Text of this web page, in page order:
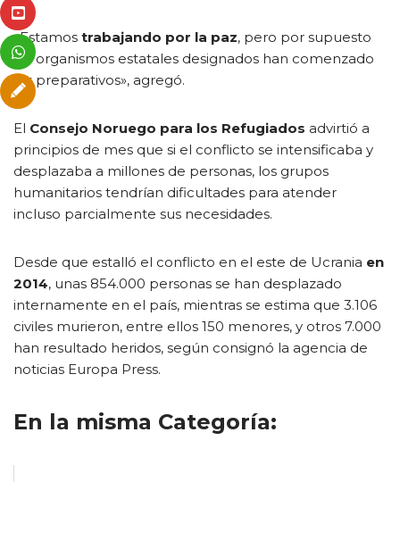
«Estamos trabajando por la paz, pero por supuesto
los organismos estatales designados han comenzado
los preparativos», agregó.
El Consejo Noruego para los Refugiados advirtió a
principios de mes que si el conflicto se intensificaba y
desplazaba a millones de personas, los grupos
humanitarios tendrían dificultades para atender
incluso parcialmente sus necesidades.
Desde que estalló el conflicto en el este de Ucrania en
2014, unas 854.000 personas se han desplazado
internamente en el país, mientras se estima que 3.106
civiles murieron, entre ellos 150 menores, y otros 7.000
han resultado heridos, según consignó la agencia de
noticias Europa Press.
En la misma Categoría: